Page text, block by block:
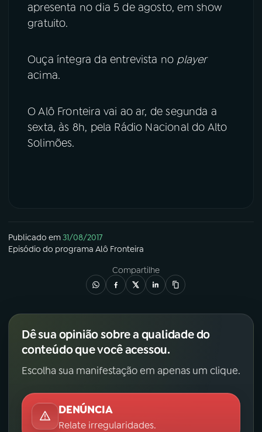
apresenta no dia 5 de agosto, em show
gratuito.
Ouça íntegra da entrevista no player
acima.
O Alô Fronteira vai ao ar, de segunda a
sexta, às 8h, pela Rádio Nacional do Alto
Solimões.
Publicado em31/08/2017
Episódio do programa Alô Fronteira
Compartilhe
Dê sua opinião sobre a qualidade do
conteúdo que você acessou.
Escolha sua manifestação em apenas um clique.
DENÚNCIA
Relate irregularidades.